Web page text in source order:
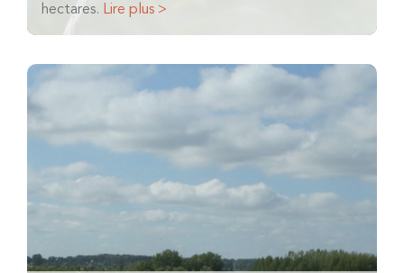
hectares. Lire plus >